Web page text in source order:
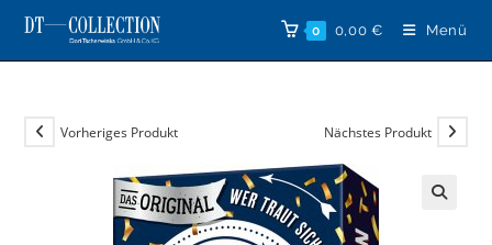
Zum
Inhalt
springen
0 0,00 € Menü
Vorheriges Produkt Nächstes Produkt